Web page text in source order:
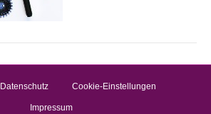
Datenschutz Cookie-Einstellungen
Impressum